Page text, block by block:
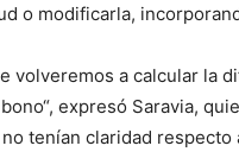
o modificarla,
volveremos a calcular la
expresó Saravia,
tenían claridad